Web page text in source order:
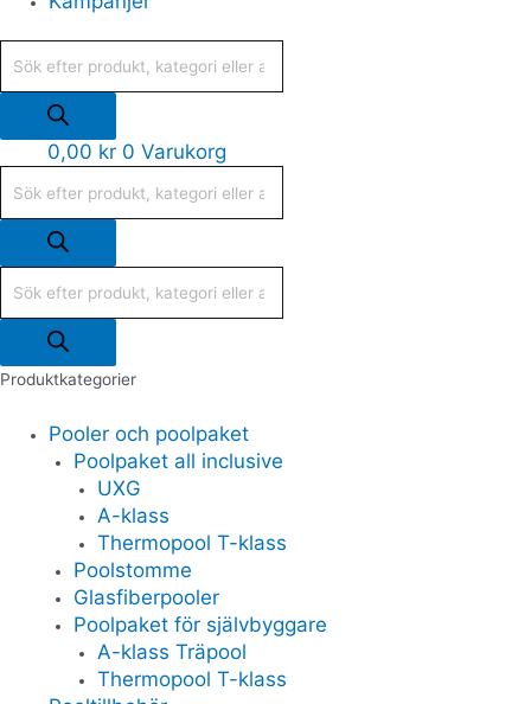
0,00 kr 0 Varukorg
Produktkategorier
Pooler och poolpaket
Poolpaket all inclusive
UXG
A-klass
Thermopool T-klass
Poolstomme
Glasfiberpooler
Poolpaket för självbyggare
A-klass Träpool
Thermopool T-klass